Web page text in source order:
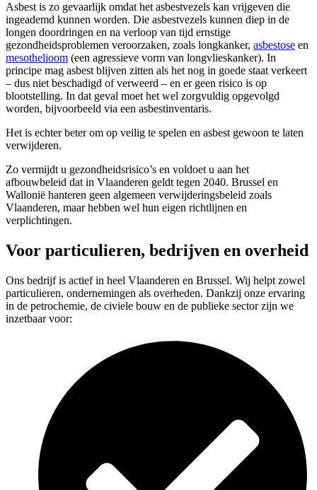
Asbest is zo gevaarlijk omdat het asbestvezels kan vrijgeven die
ingeademd kunnen worden. Die asbestvezels kunnen diep in de
longen doordringen en na verloop van tijd ernstige
gezondheidsproblemen veroorzaken, zoals longkanker, asbestose en
mesothelioom (een agressieve vorm van longvlieskanker). In
principe mag asbest blijven zitten als het nog in goede staat verkeert
– dus niet beschadigd of verweerd – en er geen risico is op
blootstelling. In dat geval moet het wel zorgvuldig opgevolgd
worden, bijvoorbeeld via een asbestinventaris.
Het is echter beter om op veilig te spelen en asbest gewoon te laten
verwijderen.
Zo vermijdt u gezondheidsrisico’s en voldoet u aan het
afbouwbeleid dat in Vlaanderen geldt tegen 2040. Brussel en
Wallonië hanteren geen algemeen verwijderingsbeleid zoals
Vlaanderen, maar hebben wel hun eigen richtlijnen en
verplichtingen.
Voor particulieren, bedrijven en overheid
Ons bedrijf is actief in heel Vlaanderen en Brussel. Wij helpt zowel
particulieren, ondernemingen als overheden. Dankzij onze ervaring
in de petrochemie, de civiele bouw en de publieke sector zijn we
inzetbaar voor: